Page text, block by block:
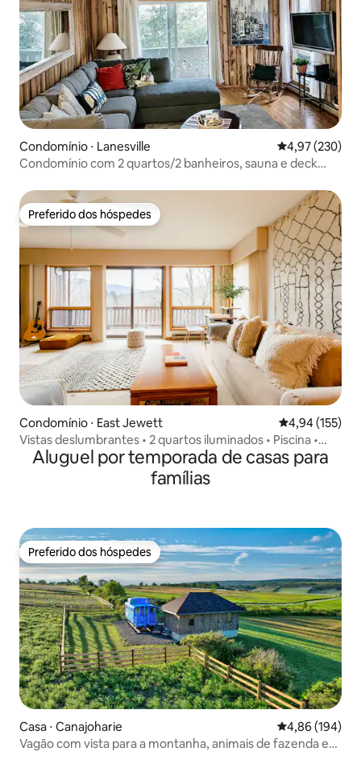
Condomínio ⋅ Lanesville 4,97 de uma
4,97 (230)
Condomínio com 2 quartos/2 banheiros, sauna e deck
Preferido dos hóspedes
Preferido dos hóspedes
Condomínio ⋅ East Jewett 4,94 de uma
4,94 (155)
Vistas deslumbrantes • 2 quartos iluminados • Piscina •
Perto da fazenda • Lagos • Fazenda
Aluguel por temporada de casas para
famílias
Preferido dos hóspedes
Preferido dos hóspedes
Casa ⋅ Canajoharie 4,86 de uma
4,86 (194)
Vagão com vista para a montanha, animais de fazenda e